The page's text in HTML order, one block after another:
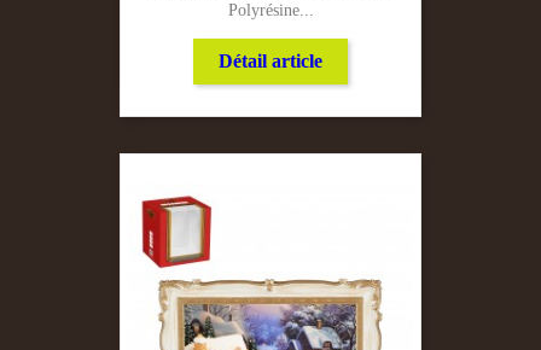
Polyrésine...
Détail article